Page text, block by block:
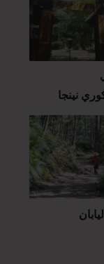
نينجا